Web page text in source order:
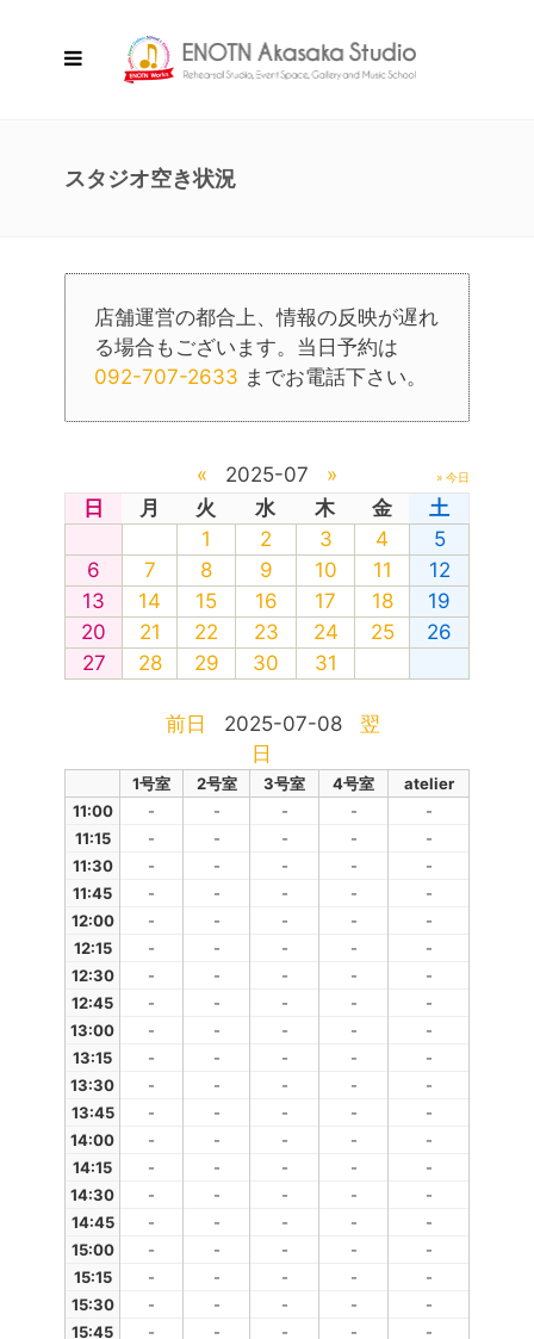
スタジオ空き状況
店舗運営の都合上、情報の反映が遅れ
る場合もございます。当日予約は
092-707-2633 までお電話下さい。
« 2025-07 » » 今日
日 月 火 水 木 金
土
1
2 3 4
5
6
7 8 9 10 11
12
13
14 15 16 17 18
19
20
21 22 23 24 25
26
27
28 29 30 31
前日 2025-07-08
翌
日
1号室 2号室 3号室 4号室
atelier
11:00
- - - -
-
11:15
- - - -
-
11:30
- - - -
-
11:45
- - - -
-
12:00
- - - -
-
12:15
- - - -
-
12:30
- - - -
-
12:45
- - - -
-
13:00
- - - -
-
13:15
- - - -
-
13:30
- - - -
-
13:45
- - - -
-
14:00
- - - -
-
14:15
- - - -
-
14:30
- - - -
-
14:45
- - - -
-
15:00
- - - -
-
15:15
- - - -
-
15:30
- - - -
-
15:45
- - - -
-